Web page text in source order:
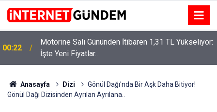
00:22
Motorine Salı Gününden İtibaren 1,31 TL Yükseliyor:
İşte Yeni Fiyatlar..
Anasayfa Dizi
Gönül Dağı'nda Bir Aşk Daha Bitiyor!
Gönül Dağı Dizisinden Ayrılan Ayrılana..